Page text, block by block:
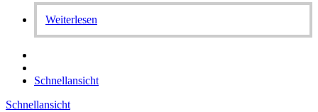
Weiterlesen
Schnellansicht
Schnellansicht